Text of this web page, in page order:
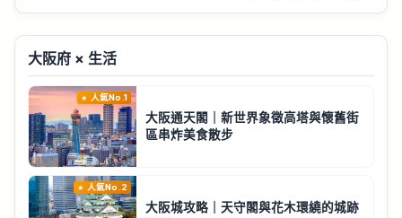
大阪府 × 生活
人氣No.1
大阪通天閣｜新世界象徵高塔與懷舊街
區串炸美食散步
人氣No.2
大阪城攻略｜天守閣與花木環繞的城跡